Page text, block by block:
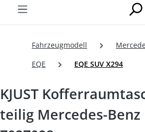
Fahrzeugmodell
EQE
EQE SUV X294
KJUST
teilig Mercedes-Benz